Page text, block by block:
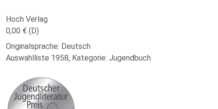
Hoch Verlag
0,00 € (D)
Originalsprache: Deutsch
Auswahlliste 1958, Kategorie: Jugendbuch